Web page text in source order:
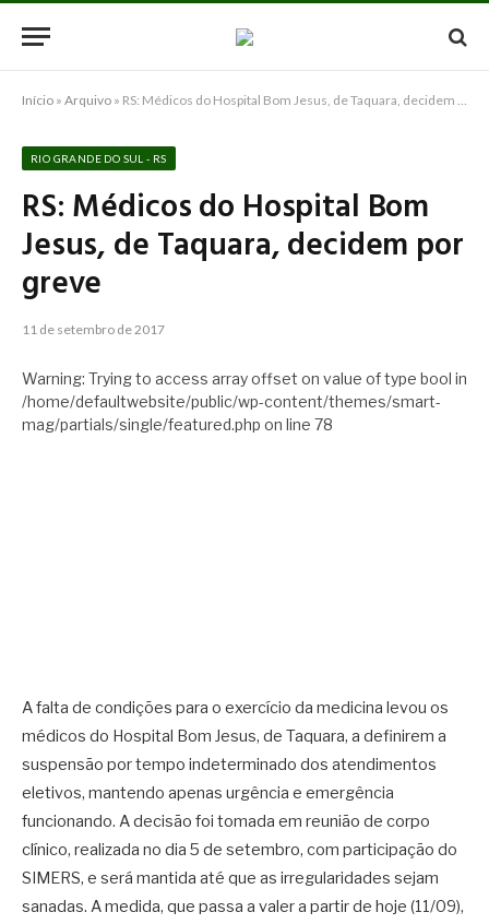
Início » Arquivo » RS: Médicos do Hospital Bom Jesus, de Taquara, decidem por greve
RIO GRANDE DO SUL - RS
RS: Médicos do Hospital Bom
Jesus, de Taquara, decidem por
greve
11 de setembro de 2017
Warning: Trying to access array offset on value of type bool in
/home/defaultwebsite/public/wp-content/themes/smart-
mag/partials/single/featured.php on line 78
A falta de condições para o exercício da medicina levou os
médicos do Hospital Bom Jesus, de Taquara, a definirem a
suspensão por tempo indeterminado dos atendimentos
eletivos, mantendo apenas urgência e emergência
funcionando. A decisão foi tomada em reunião de corpo
clínico, realizada no dia 5 de setembro, com participação do
SIMERS, e será mantida até que as irregularidades sejam
sanadas. A medida, que passa a valer a partir de hoje (11/09),